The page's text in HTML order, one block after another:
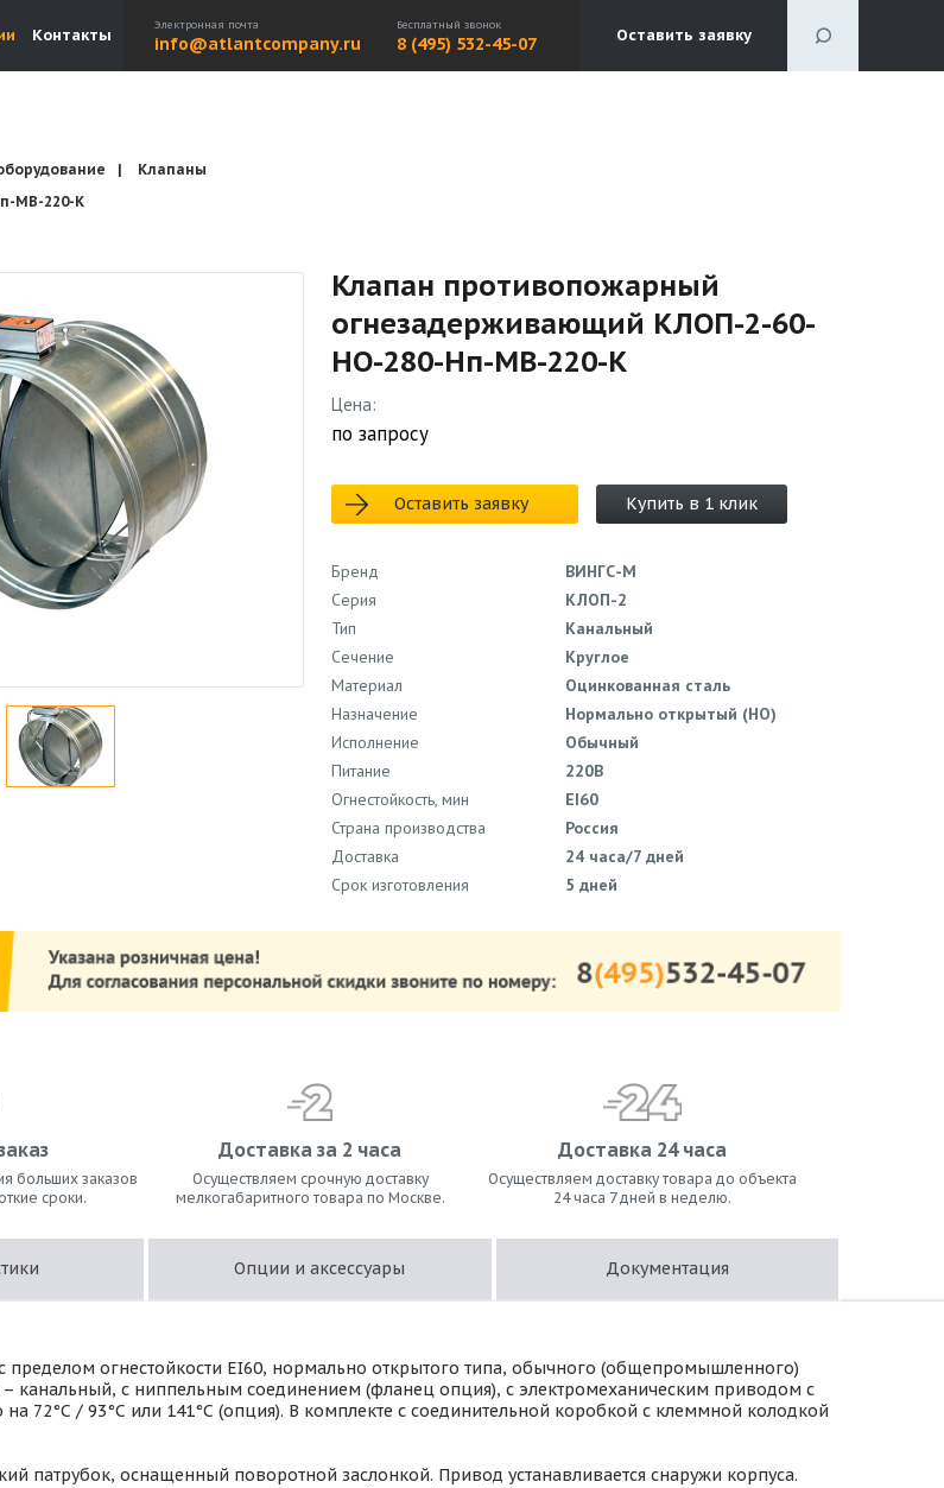
Контакты
Электронная почта
info@atlantcompany.ru
Бесплатный звонок
8 (495) 532-45-07 Оставить заявку
Клапаны
МВ-220-К
Клапан противопожарный
огнезадерживающий КЛОП-2-60-
НО-280-Нп-МВ-220-К
Цена:
по запросу
Оставить заявку Купить в 1 клик
Бренд
ВИНГС-М
Серия
КЛОП-2
Тип
Канальный
Сечение
Круглое
Материал
Оцинкованная сталь
Назначение
Нормально открытый (НО)
Исполнение
Обычный
Питание
220В
Огнестойкость, мин
EI60
Страна производства
Россия
Доставка
24 часа/7 дней
Срок изготовления
5 дней
больших заказов
сроки.
Доставка за 2 часа
Осуществляем срочную доставку
мелкогабаритного товара по Москве.
Доставка 24 часа
Осуществляем доставку товара до объекта
24 часа 7 дней в неделю.
Опции и аксессуары Документация
огнестойкости EI60, нормально открытого типа, обычного (общепромышленного)
канальный, с ниппельным соединением (фланец опция), с электромеханическим приводом с
72°С / 93°С или 141°С (опция). В комплекте с соединительной коробкой с клеммной колодкой
патрубок, оснащенный поворотной заслонкой. Привод устанавливается снаружи корпуса.